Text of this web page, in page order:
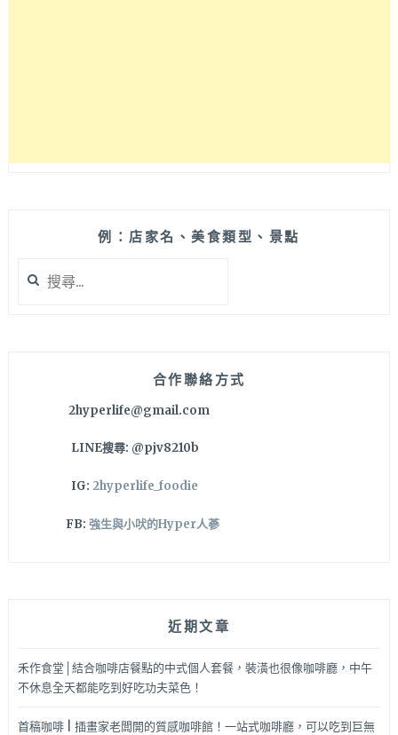
例：店家名、美食類型、景點
尋
合作聯絡方式
2hyperlife@gmail.com
LINE搜尋: @pjv8210b
IG: 2hyperlife_foodie
FB: 強生與小吠的Hyper人蔘
近期文章
禾作食堂│結合咖啡店餐點的中式個人套餐，裝潢也很像咖啡廳，中午
不休息全天都能吃到好吃功夫菜色！
首稿咖啡 | 插畫家老闆開的質感咖啡館！一站式咖啡廳，可以吃到巨無